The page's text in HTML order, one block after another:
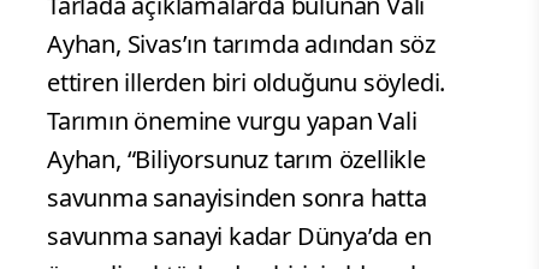
Ayhan, Sivas’ın tarımda adından söz
ettiren illerden biri olduğunu söyledi.
Tarımın önemine vurgu yapan Vali
Ayhan, “Biliyorsunuz tarım özellikle
savunma sanayisinden sonra hatta
savunma sanayi kadar Dünya’da en